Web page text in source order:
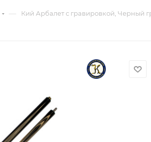
— Кий Арбалет с гравировкой, Черный